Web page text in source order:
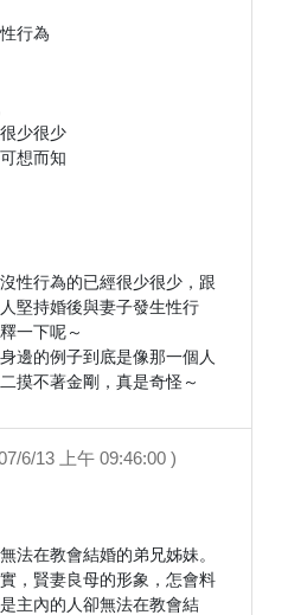
行為
少很少
想而知
性行為的已經很少很少，跟
堅持婚後與妻子發生性行
一下呢～
邊的例子到底是像那一個人
摸不著金剛，真是奇怪～
6/13 上午 09:46:00 )
法在教會結婚的弟兄姊妹。
，賢妻良母的形象，怎會料
主內的人卻無法在教會結